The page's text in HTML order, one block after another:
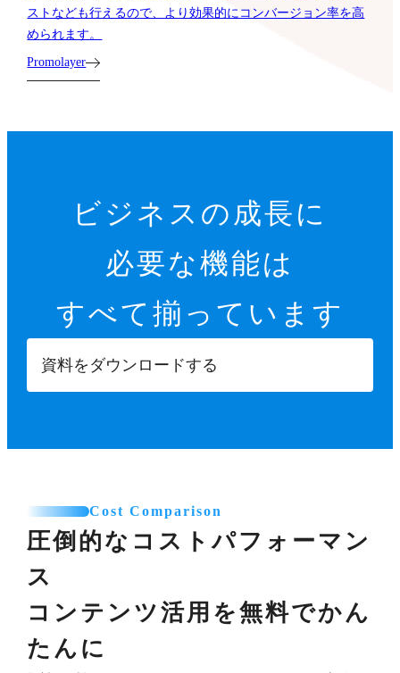
ストなども行えるので、より効果的にコンバージョン率を高
められます。
Promolayer
ビジネスの成長に
必要な機能は
すべて揃っています
資料をダウンロードする
Cost Comparison
圧倒的なコストパフォーマン
ス
コンテンツ活用を無料でかん
たんに